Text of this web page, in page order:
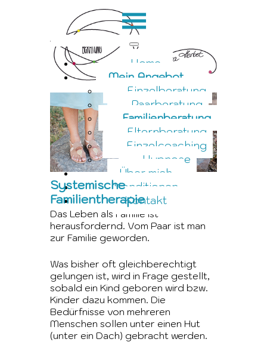
Home
Mein Angebot
Einzelberatung
Paarberatung
Familienberatung
Elternberatung
Einzelcoaching
Hypnose
Über mich
Konditionen
Kontakt
Systemische
Familientherapie
Das Leben als Familie ist
herausfordernd. Vom Paar ist man
zur Familie geworden.
Was bisher oft gleichberechtigt
gelungen ist, wird in Frage gestellt,
sobald ein Kind geboren wird bzw.
Kinder dazu kommen. Die
Bedürfnisse von mehreren
Menschen sollen unter einen Hut
(unter ein Dach) gebracht werden.